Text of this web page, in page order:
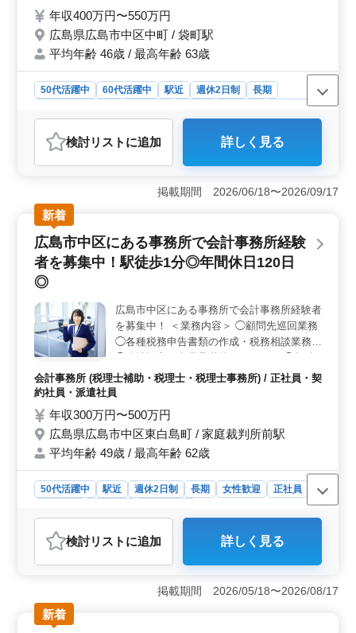
め ・年間休日120日 ・駅チカ お休みも取り
やすく、残業も少ないので働きやすいです！
ご応募お待ちしてます♪
年収400万円〜550万円
広島県広島市中区中町 / 袋町駅
平均年齢 46歳 / 最高年齢 63歳
50代活躍中 60代活躍中 駅近 週休2日制
長期
派遣社員
アルバイト・パート
おすすめポイント
＜駅チカ★税理士補助のお仕事募集＞ 広島県広島市中
区中町に位置する会計事務所では、税理士補助業務のス
タッフを積極的に募集しています。駅近で通勤もスムー
ズで、お休みも取りやすく、残業も少ないので、中高年
の方々にとっても働きやすい環境です。 ＜業務内容
＞ 当事務所での税理士補助業務には、経理事務から一
般事務、巡回監査、経営支援など多岐にわたる業務が含
まれます。経験豊富な方々を随時歓迎しており、積極的
にサポート致します。 ＜特徴＞ 社会保険完備や福
利厚生の整備に加え、経験者を歓迎する雇用方針を採用
しています。有給休暇の取得率も高く、残業も少ない労
働環境を提供しています。さらに、年間休日が120日ある
ので、仕事とプライベートの両立がしやすい環境です。
検討リスト に追加 詳しく見る
掲載期間 2026/06/18〜2026/09/17
新着
広島市中区にある事務所で会計事務所経験
者を募集中！駅徒歩1分◎年間休日120日
◎
広島市中区にある事務所で会計事務所経験者
を募集中！ ＜業務内容＞ ◯顧問先巡回業務
◯各種税務申告書類の作成・税務相談業務
◯会社設立、事業承継等のサポート ◯相続
対策 ◯経営アドバイス 等 ＜特徴＞ ◯駅徒
歩1分 ◯年間休日120日 ◯社会保険完備 こ
ご応募お待ちしております！
会計事務所 (税理士補助・税理士・税理士事務所) / 正社員・契
約社員・派遣社員
年収300万円〜500万円
広島県広島市中区東白島町 / 家庭裁判所前駅
平均年齢 49歳 / 最高年齢 62歳
50代活躍中 駅近 週休2日制 長期 女性歓迎
正社員
おすすめポイント
＜経験豊富者歓迎＞ 広島市中区に位置する事務所で、
会計事務所経験者を優遇して積極的に募集しています。
業務を手がけながら、確かなスキルと経験を存分に発揮
できる環境です。駅からわずか1分で通勤も便利で
す。 ＜魅力的な特徴＞ 駅徒歩1分の好立地に事務所
検討リスト に追加 詳しく見る
掲載期間 2026/05/18〜2026/08/17
新着